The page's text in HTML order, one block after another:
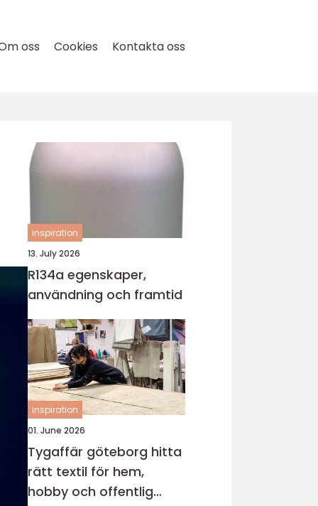
oss Cookies Kontakta oss
inspiration
13. July 2026
R134a egenskaper,
användning och framtid
inspiration
01. June 2026
Tygaffär göteborg hitta
rätt textil för hem,
hobby och offentlig